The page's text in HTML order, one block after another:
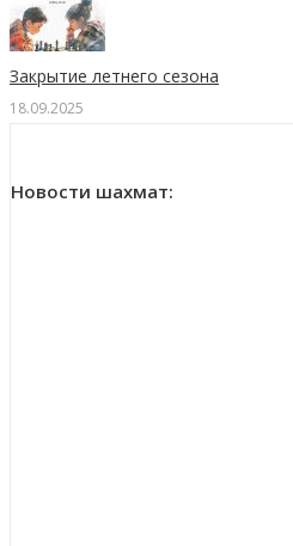
Закрытие летнего сезона
18.09.2025
Новости шахмат: